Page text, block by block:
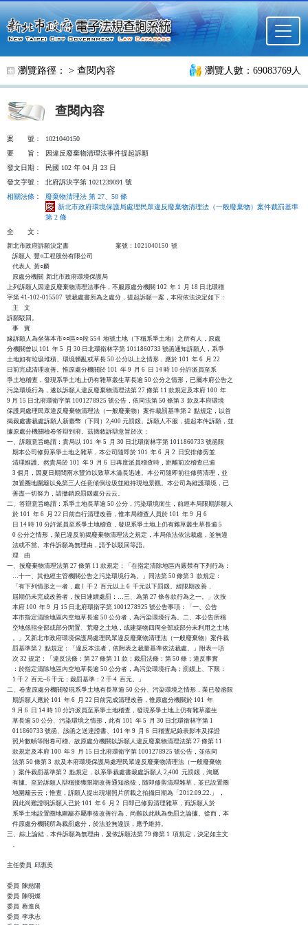
跳至主要內容
瀏覽路徑： > 查閱內容 瀏覽人數：69083769人
查閱內容
案 號：
1021040150
要
旨：
因違反廢棄物清理法事件提起訴願
發文日期：
民國 102 年 04 月 23 日
發文字號：
北府訴決字第 1021239091 號
相關法條 ：
廢棄物清理法 第 27、50 條
新北市政府環境保護局處理民眾違反廢棄物清理法（一般廢棄物）案件裁罰基準
第 2 條
全
文：
新北市政府訴願決定書                                  案號：1021040150  號
    訴願人  豐○工程股份有限公司
    代表人  黃○麟
    原處分機關  新北市政府環境保護局
上列訴願人因違反廢棄物清理法事件，不服原處分機關 102  年 1  月 18 日北環稽
字第 41-102-015507  號裁處書所為之處分，提起訴願一案，本府依法決定如下：
    主    文
訴願駁回。
    事    實
緣訴願人為坐落本市○○區○○段 554  地號土地（下稱系爭土地）之所有人，原處
分機關曾以 101  年 5  月 30 日北環衛林字第 1011860733 號函通知訴願人，系爭
土地如有垃圾堆積、環境髒亂或草長 50 公分以上之情形，應於 101  年 6  月 22
日前完成清理改善。惟原處分機關於 101  年 9  月 6  日 14 時 10 分許派員至系
爭土地稽查，發現系爭土地上仍有雜草叢生草長逾 50 公分之情形，已屬本府公告之
污染環境行為，遂以訴願人違反廢棄物清理法第 27 條第 11 款規定及本府 100  年
9 月 15 日北府環衛字第 1001278925 號公告，依同法第 50 條第 3  款及本府環境
保護局處理民眾違反廢棄物清理法（一般廢棄物）案件裁罰基準第 2  點規定，以首
揭裁處書裁處訴願人新臺幣（下同）2,400 元罰鍰。訴願人不服，提起本件訴願，並
據原處分機關檢卷答辯到府。茲摘敘訴辯意旨於次：
一、訴願意旨略謂：貴局以 101  年 5  月 30 日北環衛林字第 1011860733 號函限
    期本公司修剪系爭土地之雜草，本公司隨即於 101  年 6  月 2  日安排修剪並
    清理維護。然貴局於 101  年 9  月 6  日再度派員稽查時，距離前次稽查已逾
    3 個月，因夏日期間雨水豐沛以致草木滋長迅速。本公司隨即前往修剪清理，並
    加置圈地圍籬以免第三人任意傾倒垃圾並維持現地景觀。本公司為維護環境，已
    善盡一切努力，請撤銷原罰鍰處分云云。
二、答辯意旨略謂：系爭土地長草逾 50 公分，污染環境衛生，前經本局限期訴願人
    於 101  年 6  月 22 日前自行清理改善，惟本局稽查人員於 101  年 9  月 6
    日 14 時 10 分許派員至系爭土地稽查，發現系爭土地上仍有雜草叢生草長逾 5
    0 公分之情形，業已違反前揭廢棄物清理法之規定，本局依法依法裁處，並無違
    法或不當。本件訴願為無理由，請予以駁回等語。
    理    由
一、按廢棄物清理法第 27 條第 11 款規定：「在指定清除地區內嚴禁有下列行為：
    …十一、其他經主管機關公告之污染環境行為。」同法第 50 條第 3  款規定：
    「有下列情形之一者，處 l  千 2  百元以上 6  千元以下罰鍰。經限期改善，
    屆期仍未完成改善者，按日連續處罰：…三、為第 27 條各款行為之一。」次按
    本府 100  年 9  月 15 日北府環衛字第 1001278925 號公告事項：「一、公告
    本市指定清除地區內空地草長逾 50 公分者，為污染環境行為。二、本公告所稱
    空地係指全部或部分閒置、荒廢之土地，或建築物四周全部或部分未利用之土地
    。」又新北市政府環境保護局處理民眾違反廢棄物清理法（一般廢棄物）案件裁
    罰基準第 2  點規定：「違反本法者，依附表之裁量基準依法裁處。」附表一項
    次 32 規定：「違反法條：第 27 條第 11 款；裁罰法條：第 50 條；違反事實
    ：於指定清除地區內空地草長逾 50 公分者，為污染環境行為；罰鍰上、下限：
    1 千 2  百元–6 千元；裁罰基準：2 千 4  百元。」
二、卷查原處分機關發現系爭土地有長草逾 50 公分、污染環境之情形，業已發函限
    期訴願人應於 101  年 6  月 22 日前完成清理改善，惟原處分機關於 101  年
    9 月 6  日 14 時 10 分許派員至系爭土地稽查，發現系爭土地上仍有雜草叢生
    草長逾 50 公分、污染環境之情形，此有 101  年 5  月 30 日北環衛林字第 1
    011860733 號函、該函之送達證書、101 年 9  月 6  日稽查紀錄表影本及採證
    照片數幀等附卷可稽。故原處分機關以訴願人違反廢棄物清理法第 27 條第 11
    款規定及本府 100  年 9  月 15 日北府環衛字第 1001278925 號公告，並依同
    法第 50 條第 3  款及本府環境保護局處理民眾違反廢棄物清理法（一般廢棄物
    ）案件裁罰基準第 2  點規定，以系爭裁處書裁處訴願人 2,400  元罰鍰，洵屬
    有據。至於訴願人辯稱接獲限期改善通知函後，隨即修剪清理雜草，並已設置圈
    地圍籬云云；惟查，訴願人提出現場照片所載之拍攝日期為「2012.09.22.」 ，
    因此尚難證明訴願人已於 101  年 6  月 2  日即已修剪清理雜草，而訴願人於
    系爭土地設置圈地圍籬亦屬事後改善行為，尚難以此執為免罰之論據。從而，本
    件原處分機關所為裁罰處分，於法並無違誤，應予維持。
三、綜上論結，本件訴願為無理由，爰依訴願法第 79 條第 1  項規定，決定如主文
    。
主任委員  邱惠美
委員  陳慈陽
委員  陳明燦
委員  蔡進良
委員  李承志